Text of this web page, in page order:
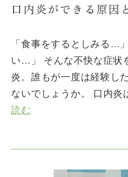
口内炎ができる原因
「食事をするとしみる…
い…」 そんな不快な症状
炎。誰もが一度は経験し
ないでしょうか。 口内炎
読む